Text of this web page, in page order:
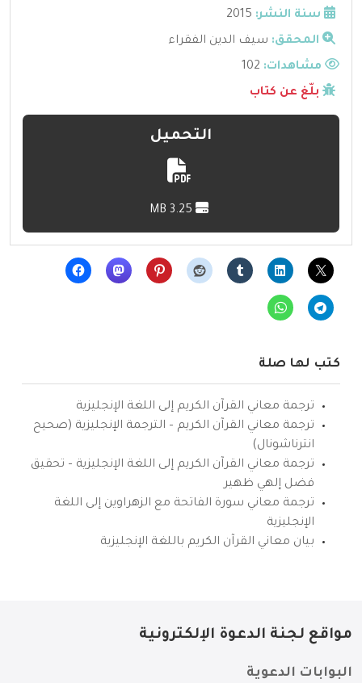
سنة النشر: 2015
المحقق: سيف الدين الفقراء
مشاهدات:
بلّغ عن كتاب
التحميل
كتب لها صلة
ترجمة معاني القرآن الكريم إلى اللغة الإنجليزية
ترجمة معاني القرآن الكريم – الترجمة الإنجليزية (صحيح
انترناشونال)
ترجمة معاني القرآن الكريم إلى اللغة الإنجليزية – تحقيق
فضل إلهي ظهير
ترجمة معاني سورة الفاتحة مع الزهراوين إلى اللغة
الإنجليزية
بيان معاني القرآن الكريم باللغة الإنجليزية
مواقع لجنة الدعوة الإلكترونية
البوابات الدعوية